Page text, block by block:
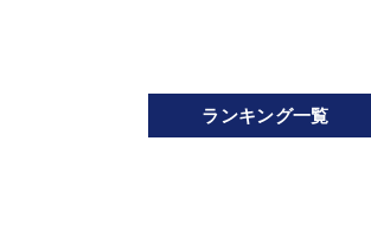
ランキング一覧